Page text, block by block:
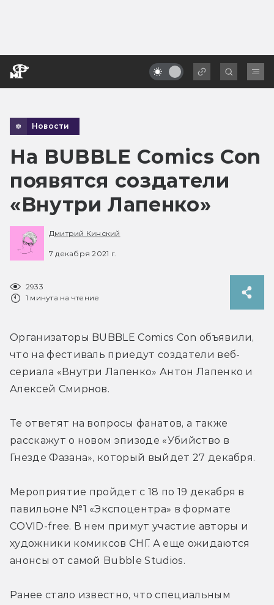
Новости
На BUBBLE Comics Con
появятся создатели
«Внутри Лапенко»
Дмитрий Кинский
7 декабря 2021 г.
2933
1 минута на чтение
Организаторы BUBBLE Comics Con объявили,
что на фестиваль приедут создатели веб-
сериала «Внутри Лапенко» Антон Лапенко и
Алексей Смирнов.
Те ответят на вопросы фанатов, а также
расскажут о новом эпизоде «Убийство в
Гнезде Фазана», который выйдет 27 декабря.
Мероприятие пройдет с 18 по 19 декабря в
павильоне №1 «Экспоцентра» в формате
COVID-free. В нем примут участие авторы и
художники комиксов СНГ. А еще ожидаются
анонсы от самой Bubble Studios.
Ранее стало известно, что специальным